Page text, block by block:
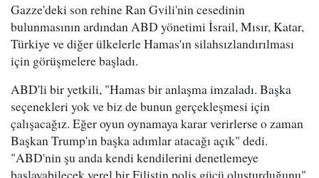
Gazze'deki son rehine Ran Gvili'nin cesedinin
bulunmasının ardından ABD yönetimi İsrail, Mısır, Katar,
Türkiye ve diğer ülkelerle Hamas'ın silahsızlandırılması
için görüşmelere başladı.
ABD'li bir yetkili, "Hamas bir anlaşma imzaladı. Başka
seçenekleri yok ve biz de bunun gerçekleşmesi için
çalışacağız. Eğer oyun oynamaya karar verirlerse o zaman
Başkan Trump'ın başka adımlar atacağı açık" dedi.
"ABD'nin şu anda kendi kendilerini denetlemeye
başlayabilecek yerel bir Filistin polis gücü oluşturduğunu"